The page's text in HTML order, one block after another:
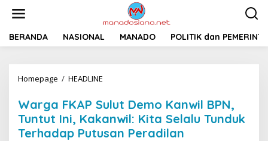
t
BERANDA NASIONAL MANADO POLITIK dan
Homepage / HEADLINE
r
g
a
F
Warga FKAP Sulut Demo Kanwil BPN,
Tuntut Ini, Kakanwil: Kita Selalu Tunduk
Terhadap Putusan Peradilan